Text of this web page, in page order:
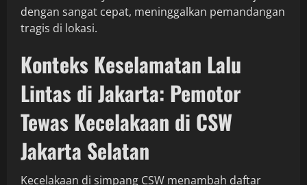
dengan sangat cepat, meninggalkan pemandangan
tragis di lokasi.
Konteks Keselamatan Lalu
Lintas di Jakarta: Pemotor
Tewas Kecelakaan di CSW
Jakarta Selatan
Kecelakaan di simpang CSW menambah daftar